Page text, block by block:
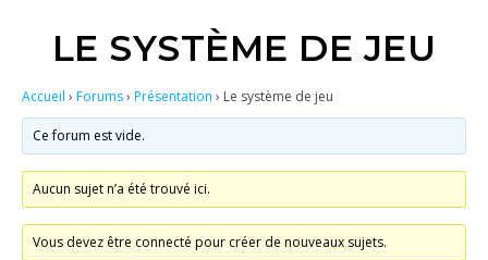
LE SYSTÈME DE JEU
Accueil › Forums› Présentation › Le système de jeu
Ce forum est vide.
Aucun sujet n’a été trouvé ici.
Vous devez être connecté pour créer de nouveaux sujets.